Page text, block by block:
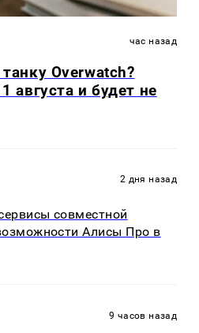
час назад
Overwatch?
августа и будет не
2 дня назад
совместной
Алисы Про в
9 часов назад